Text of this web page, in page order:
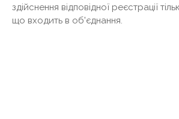
здійснення відповідної реєстрації
що входить в об'єднання.